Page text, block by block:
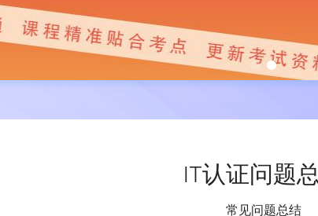
IT认证问题总
常见问题总结